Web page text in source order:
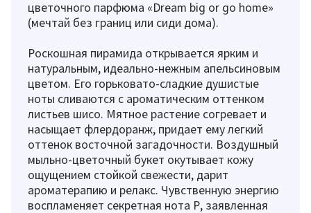
цветочного парфюма «Dream big or go home»
(мечтай без границ или сиди дома).
Роскошная пирамида открывается ярким и
натуральным, идеально-нежным апельсиновым
цветом. Его горьковато-сладкие душистые
ноты сливаются с ароматическим оттенком
листьев шисо. Мятное растение согревает и
насыщает флердоранж, придает ему легкий
оттенок восточной загадочности. Воздушный
мыльно-цветочный букет окутывает кожу
ощущением стойкой свежести, дарит
ароматерапию и релакс. Чувственную энергию
воспламеняет секретная нота Р, заявленная